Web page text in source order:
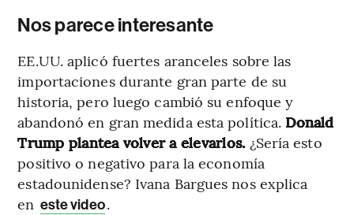
Nos parece interesante
EE.UU. aplicó fuertes aranceles sobre las
importaciones durante gran parte de su
historia, pero luego cambió su enfoque y
abandonó en gran medida esta política. Donald
Trump plantea volver a elevarlos. ¿Sería esto
positivo o negativo para la economía
estadounidense? Ivana Bargues nos explica
en este video.